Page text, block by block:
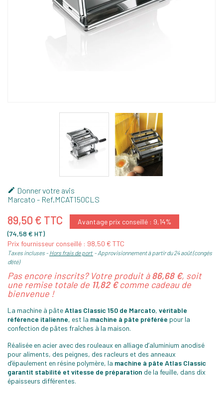
 Donner votre avis
Marcato - Ref.MCAT150CLS
89,50 € TTC
Avantage prix conseillé : 9,14%
(74,58 € HT)
Prix fournisseur conseillé : 98,50 € TTC
Taxes incluses Hors frais de port
Approvisionnement à partir du 24 août (congés
d'été)
Pas encore inscrits? Votre produit à86,68 €, soit
une remise totale de 11,82 €comme cadeau de
bienvenue !
La machine à pâteAtlas Classic 150 de Marcato, véritable
référence italienne, est la machine à pâte préférée pour la
confection de pâtes fraîches à la maison.
Réalisée en acier avec des rouleaux en alliage d’aluminium anodisé
pour aliments, des peignes, des racleurs et des anneaux
d’épaulement en résine polymère, la machine à pâte Atlas Classic
garantit stabilité et vitesse de préparation de la feuille, dans dix
épaisseurs différentes.